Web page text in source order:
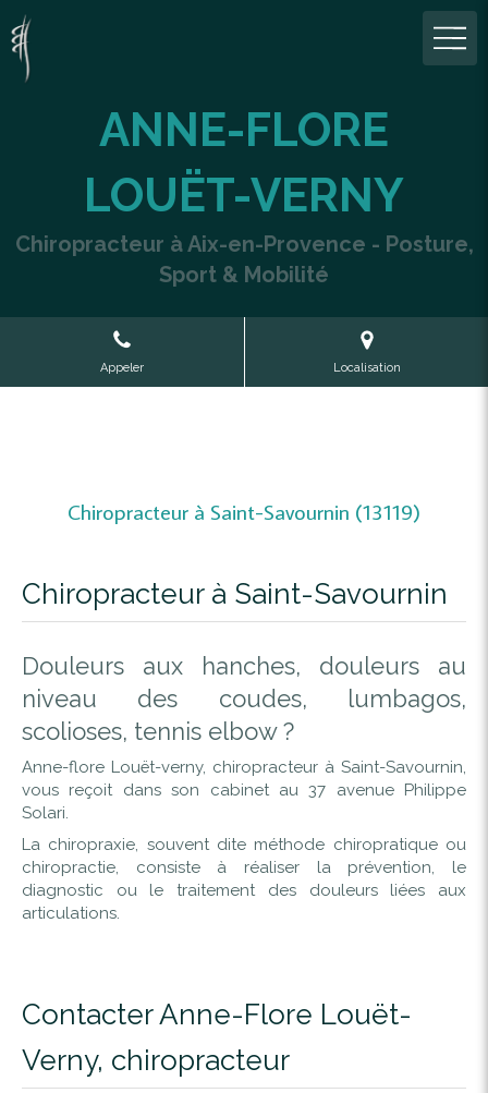
ANNE-FLORE
LOUËT-VERNY
Chiropracteur à Aix-en-Provence - Posture,
Sport & Mobilité
Appeler Localisation
Chiropracteur à Saint-Savournin (13119)
Chiropracteur à Saint-Savournin
Douleurs aux hanches, douleurs au
niveau des coudes, lumbagos,
scolioses, tennis elbow ?
Anne-flore Louët-verny, chiropracteur à Saint-Savournin,
vous reçoit dans son cabinet au 37 avenue Philippe
Solari.
La chiropraxie, souvent dite méthode chiropratique ou
chiropractie, consiste à réaliser la prévention, le
diagnostic ou le traitement des douleurs liées aux
articulations.
Contacter Anne-Flore Louët-
Verny, chiropracteur